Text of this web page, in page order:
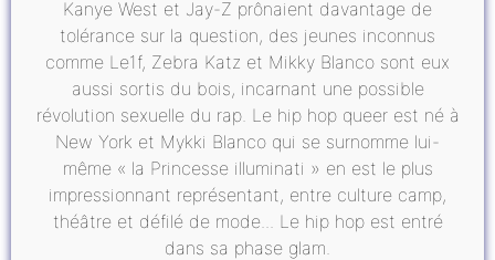
Kanye West et Jay-Z prônaient davantage de
tolérance sur la question, des jeunes inconnus
comme Le1f, Zebra Katz et Mikky Blanco sont eux
aussi sortis du bois, incarnant une possible
révolution sexuelle du rap. Le hip hop queer est né à
New York et Mykki Blanco qui se surnomme lui-
même « la Princesse illuminati » en est le plus
impressionnant représentant, entre culture camp,
théâtre et défilé de mode... Le hip hop est entré
dans sa phase glam.